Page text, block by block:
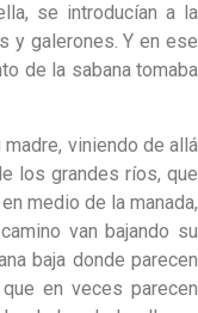
se introducían a la
y galerones. Y en ese
de la sabana tomaba
viniendo de allá
los grandes ríos, que
medio de la manada,
van bajando su
baja donde parecen
en veces parecen